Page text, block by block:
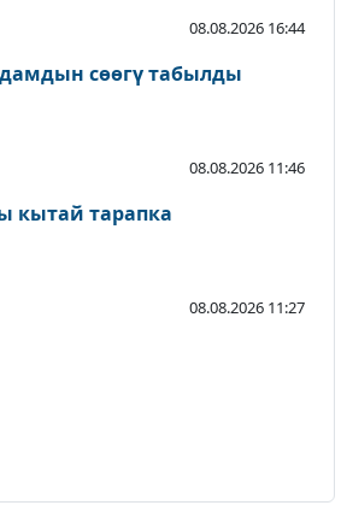
08.08.2026 16:44
сөөгү табылды
08.08.2026 11:46
кытай тарапка
08.08.2026 11:27